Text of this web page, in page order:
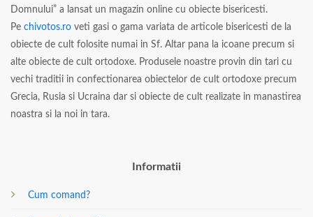
Domnului” a lansat un magazin online cu obiecte bisericesti.
Pe chivotos.ro veti gasi o gama variata de articole bisericesti de la
obiecte de cult folosite numai in Sf. Altar pana la icoane precum si
alte obiecte de cult ortodoxe. Produsele noastre provin din tari cu
vechi traditii in confectionarea obiectelor de cult ortodoxe precum
Grecia, Rusia si Ucraina dar si obiecte de cult realizate in manastirea
noastra si la noi in tara.
Informatii
Cum comand?